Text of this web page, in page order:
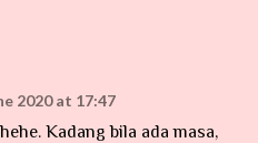
2020 at 17:47
Kadang bila ada masa,